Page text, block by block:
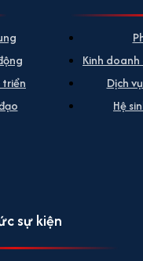
Kinh
Dịch
Hệ
sự kiện